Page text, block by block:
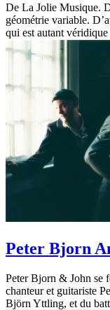
De La Jolie Musique.
géométrie variable.
qui est autant véridique
Peter Bjorn
Peter Bjorn & John se
chanteur et guitariste
Björn Yttling, et du